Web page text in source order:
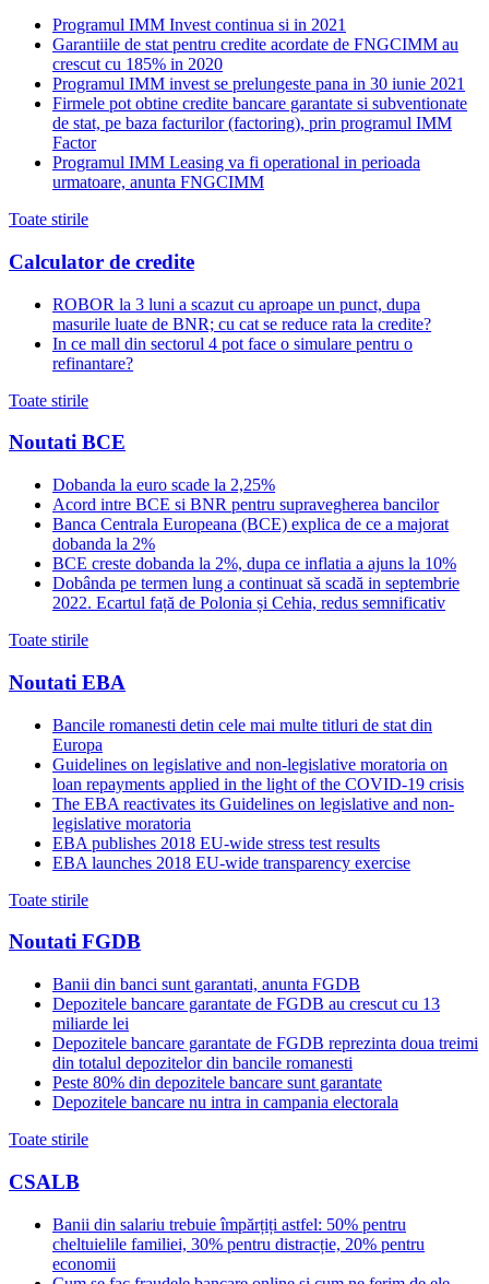
Programul IMM Invest continua si in 2021
Garantiile de stat pentru credite acordate de FNGCIMM au
crescut cu 185% in 2020
Programul IMM invest se prelungeste pana in 30 iunie 2021
Firmele pot obtine credite bancare garantate si subventionate
de stat, pe baza facturilor (factoring), prin programul IMM
Factor
Programul IMM Leasing va fi operational in perioada
urmatoare, anunta FNGCIMM
Toate stirile
Calculator de credite
ROBOR la 3 luni a scazut cu aproape un punct, dupa
masurile luate de BNR; cu cat se reduce rata la credite?
In ce mall din sectorul 4 pot face o simulare pentru o
refinantare?
Toate stirile
Noutati BCE
Dobanda la euro scade la 2,25%
Acord intre BCE si BNR pentru supravegherea bancilor
Banca Centrala Europeana (BCE) explica de ce a majorat
dobanda la 2%
BCE creste dobanda la 2%, dupa ce inflatia a ajuns la 10%
Dobânda pe termen lung a continuat să scadă in septembrie
2022. Ecartul față de Polonia și Cehia, redus semnificativ
Toate stirile
Noutati EBA
Bancile romanesti detin cele mai multe titluri de stat din
Europa
Guidelines on legislative and non-legislative moratoria on
loan repayments applied in the light of the COVID-19 crisis
The EBA reactivates its Guidelines on legislative and non-
legislative moratoria
EBA publishes 2018 EU-wide stress test results
EBA launches 2018 EU-wide transparency exercise
Toate stirile
Noutati FGDB
Banii din banci sunt garantati, anunta FGDB
Depozitele bancare garantate de FGDB au crescut cu 13
miliarde lei
Depozitele bancare garantate de FGDB reprezinta doua treimi
din totalul depozitelor din bancile romanesti
Peste 80% din depozitele bancare sunt garantate
Depozitele bancare nu intra in campania electorala
Toate stirile
CSALB
Banii din salariu trebuie împărțiți astfel: 50% pentru
cheltuielile familiei, 30% pentru distracție, 20% pentru
economii